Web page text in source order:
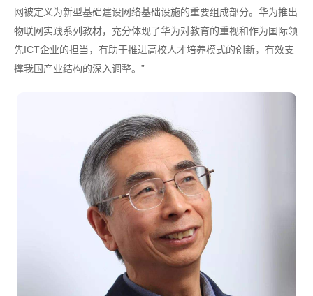
网被定义为新型基础建设网络基础设施的重要组成部分。华为推出
物联网实践系列教材，充分体现了华为对教育的重视和作为国际领
先ICT企业的担当，有助于推进高校人才培养模式的创新，有效支
撑我国产业结构的深入调整。”